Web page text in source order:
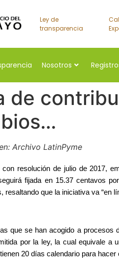
Ley de
transparencia
Nosotros
de
Archivo LatinPyme
con resolución de julio de 2017,
fijada en 15.37 centavos
resaltando que la iniciativa va “en
que se han acogido a procesos
por la ley, la cual equivale a
20 días calendario para